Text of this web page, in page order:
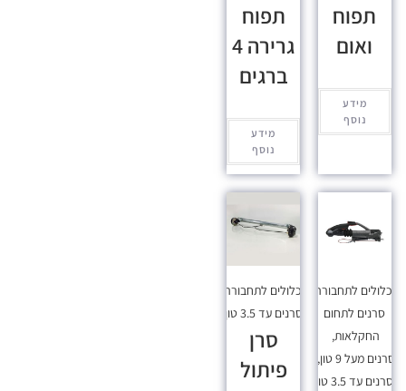
תפוח
ואום
מידע
נוסף
תפוח
גרירה 4
ברגים
מידע
נוסף
לתחבורה,
סרנים לתחום
החקלאות,
סרנים מעל 9 טון
,
סרנים עד 3.5 טון
מכלולים לתחבורה,
סרנים עד 3.5 טון
סרן
פיתול